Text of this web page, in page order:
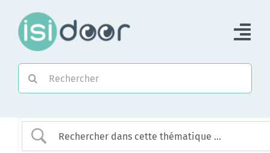
contenu
Piloter un réseau